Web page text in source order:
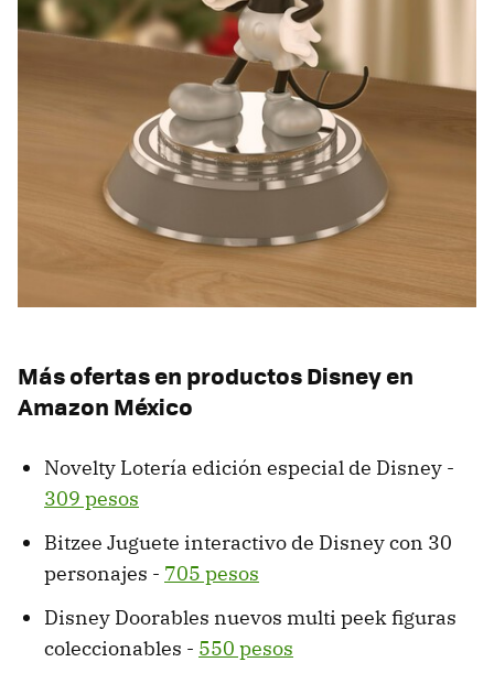
Más ofertas en productos Disney en
Amazon México
Novelty Lotería edición especial de Disney -
309 pesos
Bitzee Juguete interactivo de Disney con 30
personajes - 705 pesos
Disney Doorables nuevos multi peek figuras
coleccionables - 550 pesos